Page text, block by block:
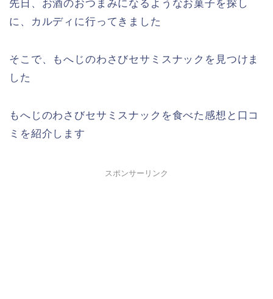
先日、お酒のおつまみになるようなお菓子を探し
に、カルディに行ってきました
そこで、もへじのわさびセサミスナックを見つけま
した
もへじのわさびセサミスナックを食べた感想と口コ
ミを紹介します
スポンサーリンク